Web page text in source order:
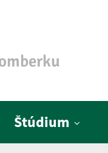
Štúdium